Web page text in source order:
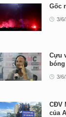
Gốc
3/
Cựu
3/
CĐV
của